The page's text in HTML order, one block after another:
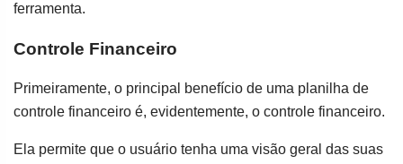
ferramenta.
Controle Financeiro
Primeiramente, o principal benefício de uma planilha de
controle financeiro é, evidentemente, o controle financeiro.
Ela permite que o usuário tenha uma visão geral das suas